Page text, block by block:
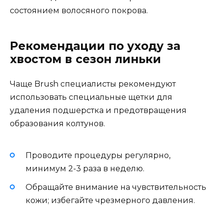
состоянием волосяного покрова.
Рекомендации по уходу за
хвостом в сезон линьки
Чаще Brush специалисты рекомендуют
использовать специальные щетки для
удаления подшерстка и предотвращения
образования колтунов.
Проводите процедуры регулярно,
минимум 2-3 раза в неделю.
Обращайте внимание на чувствительность
кожи; избегайте чрезмерного давления.